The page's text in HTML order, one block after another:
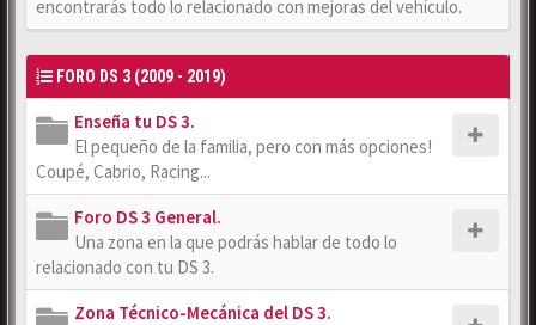
encontrarás todo lo relacionado con mejoras del vehículo.
FORO DS 3 (2009 - 2019)
Enseña tu DS 3.
El pequeño de la familia, pero con más opciones!
Coupé, Cabrio, Racing...
Foro DS 3 General.
Una zona en la que podrás hablar de todo lo
relacionado con tu DS 3.
Zona Técnico-Mecánica del DS 3.